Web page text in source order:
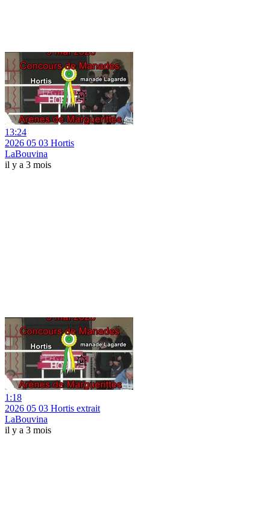
13:24
2026 05 03 Hortis
LaBouvina
il y a 3 mois
1:18
2026 05 03 Hortis extrait
LaBouvina
il y a 3 mois